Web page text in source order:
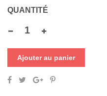
QUANTITÉ
Ajouter au panier